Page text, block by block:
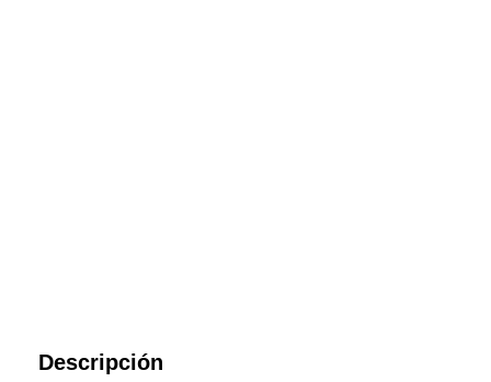
Descripción